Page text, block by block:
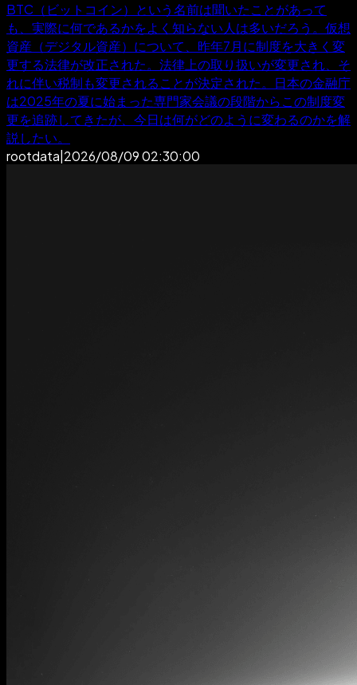
BTC（ビットコイン）という名前は聞いたことがあって
も、実際に何であるかをよく知らない人は多いだろう。仮想
資産（デジタル資産）について、昨年7月に制度を大きく変
更する法律が改正された。法律上の取り扱いが変更され、そ
れに伴い税制も変更されることが決定された。日本の金融庁
は2025年の夏に始まった専門家会議の段階からこの制度変
更を追跡してきたが、今日は何がどのように変わるのかを解
説したい。
rootdata 2026/08/09 02:30:00